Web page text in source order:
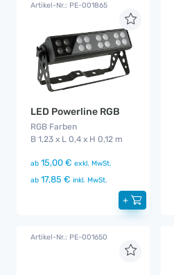
Artikel-Nr.: PE-001865
LED Powerline RGB
RGB Farben
B 1,23 x L 0,4 x H 0,12 m
ab 15,00 € exkl. MwSt.
ab 17,85 € inkl. MwSt.
+
Artikel-Nr.: PE-001650